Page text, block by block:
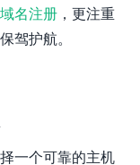
域名注册 ，更注重
驾护航。
一个可靠的主机